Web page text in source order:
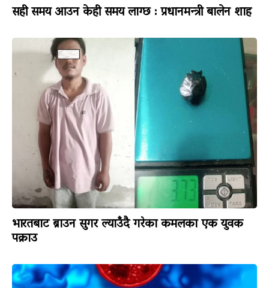
सही समय आउन केही समय लाग्छ : प्रधानमन्त्री बालेन शाह
भारतबाट ब्राउन सुगर ल्याउँदै गरेका कमलका एक युवक
पक्राउ